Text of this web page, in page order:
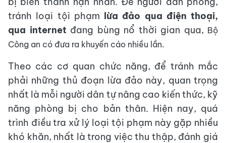
tránh loại tội phạm lừa đảo qua điện thoại,
qua internet đang bùng nổ thời gian qua, Bộ
Công an có đưa ra khuyến cáo nhiều lần.
Theo các cơ quan chức năng, để tránh mắc
phải những thủ đoạn lừa đảo này, quan trọng
nhất là mỗi người dân tự nâng cao kiến thức, kỹ
năng phòng bị cho bản thân. Hiện nay, quá
trình điều tra xử lý loại tội phạm này gặp nhiều
khó khăn, nhất là trong việc thu thập, đánh giá